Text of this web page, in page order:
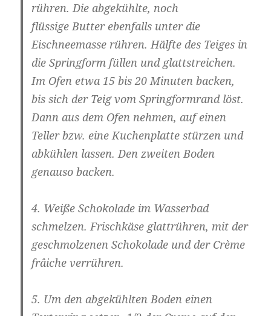
rühren. Die abgekühlte, noch
flüssige Butter ebenfalls unter die
Eischneemasse rühren. Hälfte des Teiges in
die Springform füllen und glattstreichen.
Im Ofen etwa 15 bis 20 Minuten backen,
bis sich der Teig vom Springformrand löst.
Dann aus dem Ofen nehmen, auf einen
Teller bzw. eine Kuchenplatte stürzen und
abkühlen lassen. Den zweiten Boden
genauso backen.
4. Weiße Schokolade im Wasserbad
schmelzen. Frischkäse glattrühren, mit der
geschmolzenen Schokolade und der Crème
frâiche verrühren.
5. Um den abgekühlten Boden einen